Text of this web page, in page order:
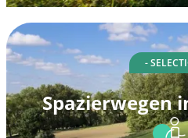
-
Spazierwegen